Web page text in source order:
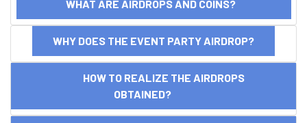
WHAT ARE AIRDROPS AND COINS?
WHY DOES THE EVENT PARTY AIRDROP?
HOW TO REALIZE THE AIRDROPS
OBTAINED?